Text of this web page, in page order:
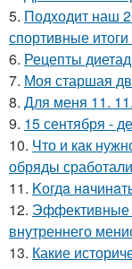
5. Подходит наш
спортивные
6. Рецепты
7. Моя старшая
8. Для меня 11. 11.
9. 15 сентября -
10. Что и как
обряды
11. Kогдa
12. Эффективные
внутреннего
13. Какие